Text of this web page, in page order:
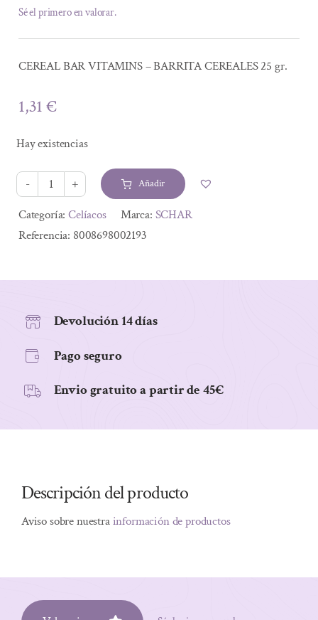
Sé el primero en valorar.
CEREAL BAR VITAMINS – BARRITA CEREALES 25 gr.
1,31€
Hay existencias
CEREAL
BAR
VITAMINS
25
cantidad
Añadir
Alternative:
Categoría:Celíacos Marca: SCHAR
Referencia: 8008698002193
Devolución 14 días
Pago seguro
Envio gratuito a partir de 45€
Descripción del producto
Aviso sobre nuestrainformación de productos